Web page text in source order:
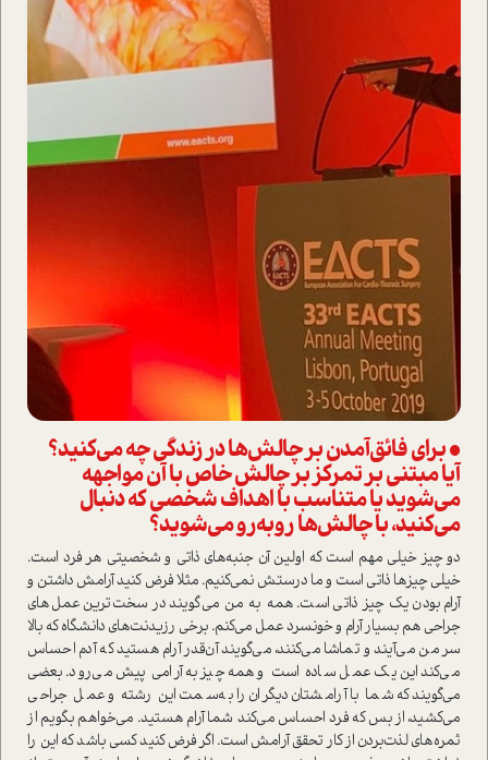
• برای فائق‌آمدن بر چالش‌ها در زندگی چه می‌کنید؟
آیا مبتنی بر تمرکز بر چالش خاص با آن مواجهه
می‌شوید یا متناسب با اهداف شخصی که دنبال
می‌کنید، با چالش‌ها روبه‌رو می‌شوید؟
دو چیز خیلی مهم ا‌ست که اولین آن جنبه‌های ذاتی و شخصیتی هر فرد ا‌ست.
خیلی چیزها ذاتی ا‌ست و ما درستش نمی‌کنیم. مثلا فرض کنید آرامش داشتن و
آرام بودن یک چیز ذاتی ا‌ست. همه به من می‌گویند در سخت‌ترین عمل‌های
جراحی هم بسیار آرام و خونسرد عمل می‌کنم. برخی رزیدنت‌های دانشگاه که بالا
سر من می‌آیند و تماشا می‌کنند، می‌گویند آن‌قدر آرام هستید که آدم احساس
می‌کند این یک عمل ساده ا‌ست و همه‌چیز به آرامی پیش می‌رود. بعضی
می‌گویند که شما با آرامشتان دیگران را به‌سمت این رشته و عمل جراحی
می‌کشید، از بس که فرد احساس می‌کند شما آرام هستید. می‌خواهم بگویم از
ثمره‌های لذت‌بردن از کار تحقق آرامش ا‌ست. اگر فرض کنید کسی باشد که این را